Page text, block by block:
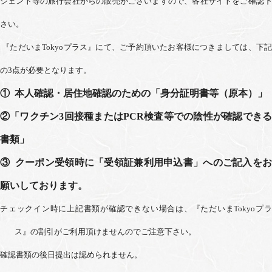
さい。
『ただいまTokyoプラス 』にて、ご予約頂いたお客様につきましては、下記
の3 点が必要となります。
① 本人確認・居住地確認のための「身分証明書等（原本）」
②「ワクチン3回接種またはPCR検査等での陰性が確認できる
書類」
③ クーポン受領時に「受領証兼利用申込書」へのご記入をお
願いしております。
チェックイン時に上記書類が確認できない場合は、『ただいまTokyoプラ
ス 』の割引がご利用頂けませんのでご注意下さい。
確認書類の後日提出は認められません。